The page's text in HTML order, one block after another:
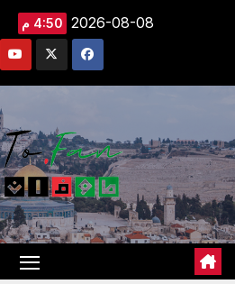
2026-08-08 4:50 م